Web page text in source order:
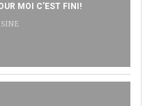
MOI C’EST FINI!